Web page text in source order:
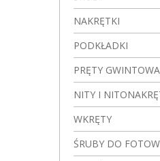
NAKRĘTKI
PODKŁADKI
PRĘTY
NITY I
WKRĘTY
ŚRUBY DO